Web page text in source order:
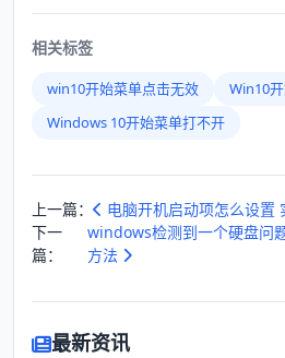
相关标签
win10开始菜单点击无效
Win10
Windows 10开始菜单打不开
上一篇：
电脑开机启动项怎么设置
下一
篇：
windows检测到一个硬盘问
方法
最新资讯